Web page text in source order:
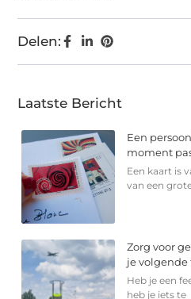
Delen:
Laatste Bericht
Een
moment
Een kaart is
van een
Zorg voor
je volgende
Heb je een
heb je iets te